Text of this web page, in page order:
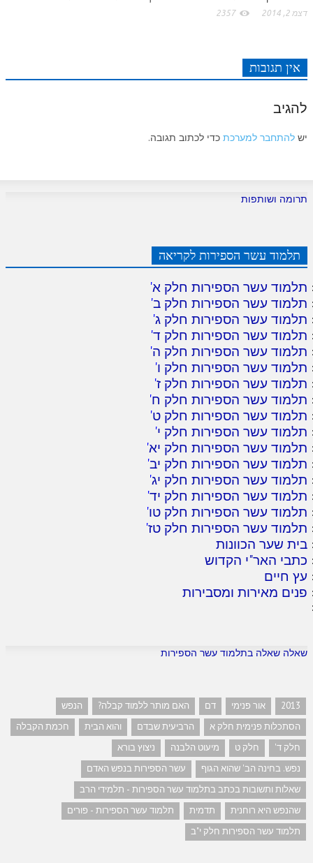
לאתר ספר הרב
דצמ 2, 2014 2357
אין תגובות
להגיב
יש להתחבר למערכת כדי לכתוב תגובה.
תרומה ושותפות
תלמוד עשר הספירות לקריאה
תלמוד עשר הספירות חלק א'
תלמוד עשר הספירות חלק ב'
תלמוד עשר הספירות חלק ג'
תלמוד עשר הספירות חלק ד'
תלמוד עשר הספירות חלק ה'
תלמוד עשר הספירות חלק ו'
תלמוד עשר הספירות חלק ז'
תלמוד עשר הספירות חלק ח'
תלמוד עשר הספירות חלק ט'
תלמוד עשר הספירות חלק י'
תלמוד עשר הספירות חלק יא'
תלמוד עשר הספירות חלק יב'
תלמוד עשר הספירות חלק יג'
תלמוד עשר הספירות חלק יד'
תלמוד עשר הספירות חלק טו'
תלמוד עשר הספירות חלק טז'
בית שער הכוונות
כתבי האר"י הקדוש
עץ חיים
פנים מאירות ומסבירות
שאלה שאלה בתלמוד עשר הספירות
2013 אור פנימי דם האם מותר ללמוד קבלה?
הנפש
הסתכלות פנימית חלק א
הרביעית שבדם והוא הבית
חכמת הקבלה
חלק ד'
חלק ט מיעוט הלבנה
ניצוץ בורא
נפש. בחינה הב' שהוא הגוף
עשר הספירות בנפש האדם
שאלות ותשובות בכתב בתלמוד עשר הספירות - תלמידי הרב
שהנפש היא רוחנית
תדמית
תלמוד עשר הספירות - פורים
תלמוד עשר הספירות חלק י"ב